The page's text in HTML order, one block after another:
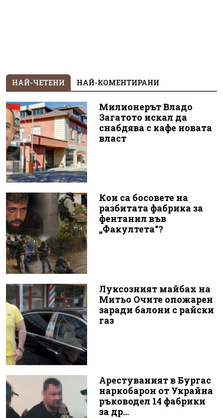
НАЙ-ЧЕТЕНИ НАЙ-КОМЕНТИРАНИ
Милионерът Владо
Загатото искал да
снабдява с кафе новата
власт
Кои са босовете на
разбитата фабрика за
фентанил във
„Факултета“?
Луксозният майбах на
Митьо Очите опожарен
заради балони с райски
газ
Арестуваният в Бургас
наркобарон от Украйна
ръководел 14 фабрики
за др...